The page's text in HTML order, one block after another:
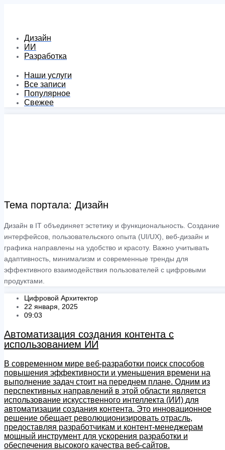
Дизайн
ИИ
Разработка
Наши услуги
Все записи
Популярное
Свежее
Тема портала: Дизайн
Дизайн в IT объединяет эстетику и функциональность. Создание
интерфейсов, пользовательского опыта (UI/UX), веб-дизайн и
графика направлены на удобство и красоту. Важно учитывать
адаптивность, минимализм и современные тренды для
эффективного взаимодействия пользователей с цифровыми
продуктами.
Цифровой Архитектор
22 января, 2025
09:03
Автоматизация создания контента с
использованием ИИ
В современном мире веб-разработки поиск способов
повышения эффективности и уменьшения времени на
выполнение задач стоит на переднем плане. Одним из
перспективных направлений в этой области является
использование искусственного интеллекта (ИИ) для
автоматизации создания контента. Это инновационное
решение обещает революционизировать отрасль,
предоставляя разработчикам и контент-менеджерам
мощный инструмент для ускорения разработки и
обеспечения высокого качества веб-сайтов.